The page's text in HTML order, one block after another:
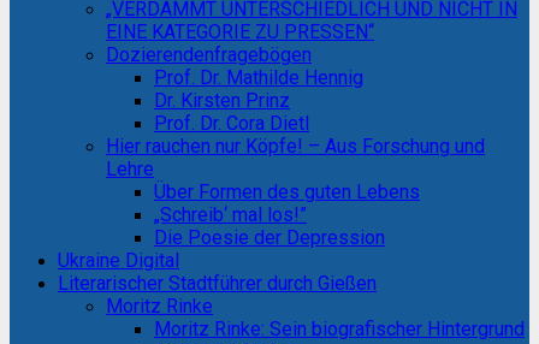
„VERDAMMT UNTERSCHIEDLICH UND NICHT IN
EINE KATEGORIE ZU PRESSEN“
Dozierendenfragebögen
Prof. Dr. Mathilde Hennig
Dr. Kirsten Prinz
Prof. Dr. Cora Dietl
Hier rauchen nur Köpfe! – Aus Forschung und
Lehre
Über Formen des guten Lebens
„Schreib‘ mal los!”
Die Poesie der Depression
Ukraine Digital
Literarischer Stadtführer durch Gießen
Moritz Rinke
Moritz Rinke: Sein biografischer Hintergrund